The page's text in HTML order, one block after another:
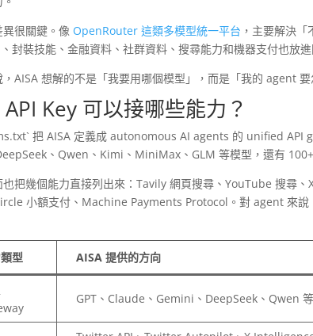
很關鍵。像 OpenRouter 這類多模型統一平台 ，主要解決
封裝技能、金融資料、社群資料、搜尋能力和機器支付也放
AISA 想解的不是「我要用哪個模型」，而是「我的 agent 要
Key 可以接哪些能力？
把 AISA 定義成 autonomous AI agents 的 unified API
、Qwen、Kimi、MiniMax、GLM 等模型，還有
也把幾個能力直接列出來：Tavily 網頁搜尋、YouTube 搜尋
小額支付、Machine Payments Protocol。對 agent 來說
型 AISA 提供的方向
GPT、Claude、Gemini、DeepSeek、Qwen